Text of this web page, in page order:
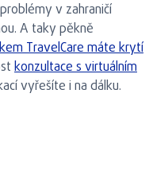
v zahraničí
A taky pěkně
TravelCare máte krytí
konzultace s virtuálním
vyřešíte i na dálku.